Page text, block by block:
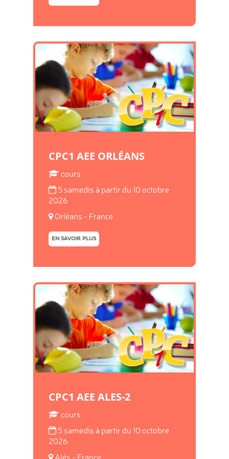
CPC1 AEE ORLÉANS
cours
5 samedis à partir du 10 octobre
2026
Orléans - France
EN SAVOIR PLUS
CPC1 AEE ALES-2
cours
5 samedis à partir du 10 octobre
2026
Alés - France